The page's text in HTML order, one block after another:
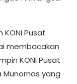
Pusat
membacakan
KONI Pusat
yang